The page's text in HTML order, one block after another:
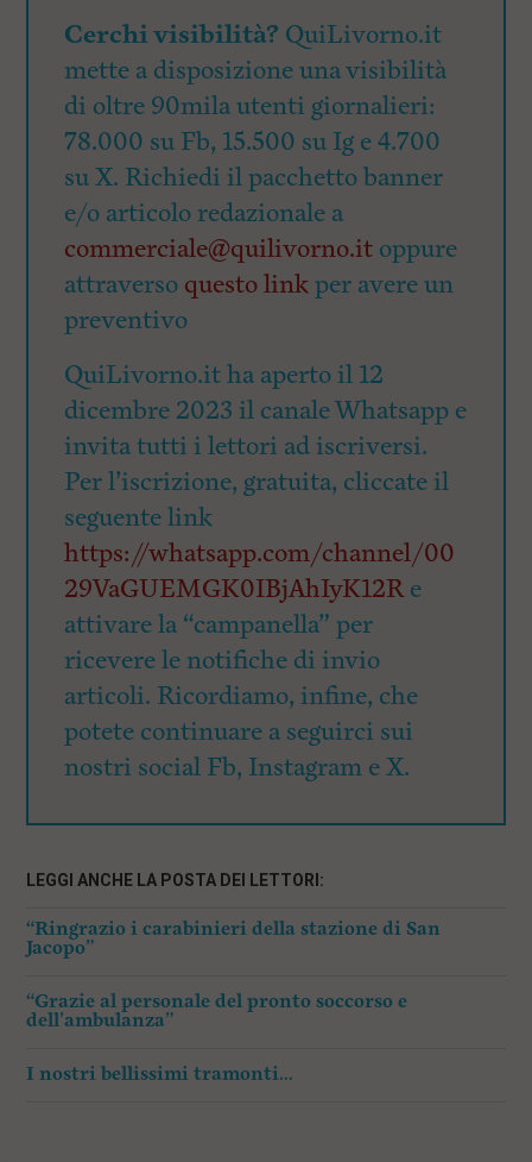
Cerchi visibilità? QuiLivorno.it
mette a disposizione una visibilità
di oltre 90mila utenti giornalieri:
78.000 su Fb, 15.500 su Ig e 4.700
su X. Richiedi il pacchetto banner
e/o articolo redazionale a
commerciale@quilivorno.it oppure
attraverso questo linkper avere un
preventivo
QuiLivorno.it ha aperto il 12
dicembre 2023 il canale Whatsapp e
invita tutti i lettori ad iscriversi.
Per l’iscrizione, gratuita, cliccate il
seguente link
https://whatsapp.com/channel/00
29VaGUEMGK0IBjAhIyK12Re
attivare la “campanella” per
ricevere le notifiche di invio
articoli. Ricordiamo, infine, che
potete continuare a seguirci sui
nostri social Fb, Instagram e X.
LEGGI ANCHE LA POSTA DEI LETTORI:
“Ringrazio i carabinieri della stazione di San
Jacopo”
“Grazie al personale del pronto soccorso e
dell’ambulanza”
I nostri bellissimi tramonti…